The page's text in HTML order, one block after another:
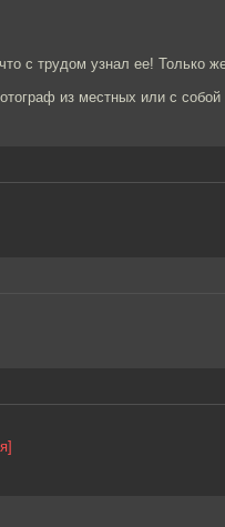
с трудом узнал ее! Только
из местных или с собой